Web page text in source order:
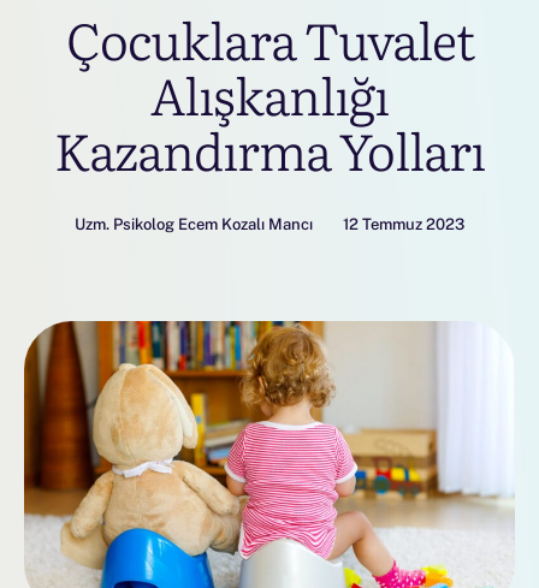
Çocuklara Tuvalet
Alışkanlığı
Kazandırma Yolları
Uzm. Psikolog Ecem Kozalı Mancı 12 Temmuz 2023